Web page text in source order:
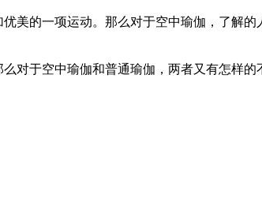
的一项运动。那么对于空中瑜伽，了解的
于空中瑜伽和普通瑜伽，两者又有怎样的